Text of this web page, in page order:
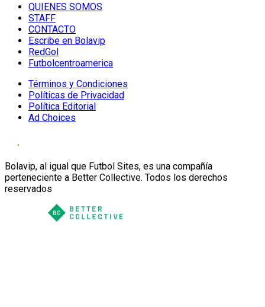
QUIENES SOMOS
STAFF
CONTACTO
Escribe en Bolavip
RedGol
Futbolcentroamerica
Términos y Condiciones
Políticas de Privacidad
Política Editorial
Ad Choices
Bolavip, al igual que Futbol Sites, es una compañía
perteneciente a Better Collective. Todos los derechos
reservados